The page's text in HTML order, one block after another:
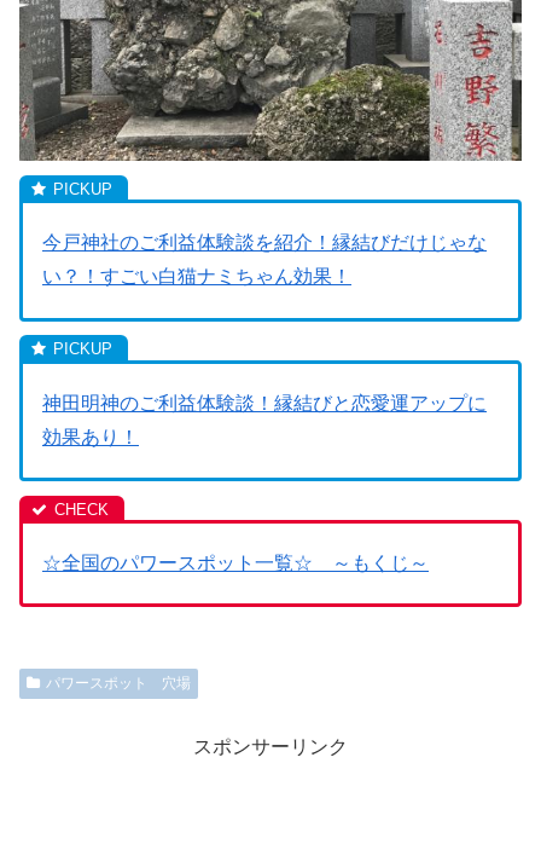
今戸神社のご利益体験談を紹介！縁結びだけじゃな
い？！すごい白猫ナミちゃん効果！
神田明神のご利益体験談！縁結びと恋愛運アップに
効果あり！
☆全国のパワースポット一覧☆ ～もくじ～
パワースポット 穴場
スポンサーリンク